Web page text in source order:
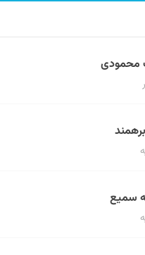
محمودی
سمیع